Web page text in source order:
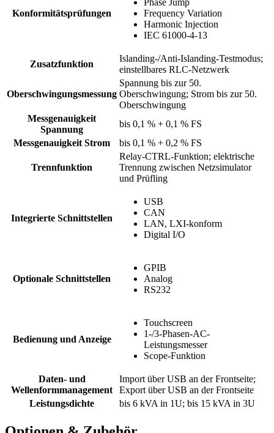
Konformitätsprüfungen
Frequency Variation
Harmonic Injection
IEC 61000-4-13
Zusatzfunktion
Islanding-/Anti-Islanding-Testmodus;
einstellbares RLC-Netzwerk
Oberschwingungsmessung
Spannung bis zur 50.
Oberschwingung; Strom bis zur 50.
Oberschwingung
Messgenauigkeit
Spannung
bis 0,1 % + 0,1 % FS
Messgenauigkeit Strom
bis 0,1 % + 0,2 % FS
Trennfunktion
Relay-CTRL-Funktion; elektrische
Trennung zwischen Netzsimulator
und Prüfling
Integrierte Schnittstellen
USB
CAN
LAN, LXI-konform
Digital I/O
Optionale Schnittstellen
GPIB
Analog
RS232
Bedienung und Anzeige
Touchscreen
1-/3-Phasen-AC-
Leistungsmesser
Scope-Funktion
Daten- und
Wellenformmanagement
Import über USB an der Frontseite;
Export über USB an der Frontseite
Leistungsdichte
bis 6 kVA in 1U; bis 15 kVA in 3U